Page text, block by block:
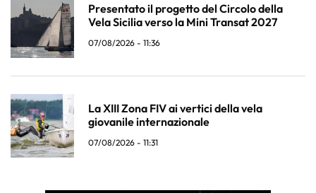
Presentato il progetto del Circolo della
Vela Sicilia verso la Mini Transat 2027
07/08/2026 - 11:36
La XIII Zona FIV ai vertici della vela
giovanile internazionale
07/08/2026 - 11:31